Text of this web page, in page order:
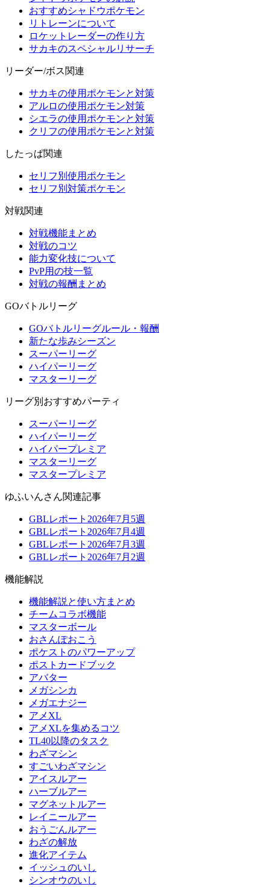
おすすめシャドウポケモン
リトレーンについて
ロケットレーダーの作り方
サカキのスペシャルリサーチ
リーダー/ボス関連
サカキの使用ポケモンと対策
アルロの使用ポケモン対策
シエラの使用ポケモンと対策
クリフの使用ポケモンと対策
したっぱ関連
セリフ別使用ポケモン
セリフ別対策ポケモン
対戦関連
対戦機能まとめ
対戦のコツ
能力変化技について
PvP用の技一覧
対戦の報酬まとめ
GOバトルリーグ
GOバトルリーグルール・報酬
新たな歩みシーズン
スーパーリーグ
ハイパーリーグ
マスターリーグ
リーグ別おすすめパーティ
スーパーリーグ
ハイパーリーグ
ハイパープレミア
マスターリーグ
マスタープレミア
ゆふいんさん関連記事
GBLレポート2026年7月5週
GBLレポート2026年7月4週
GBLレポート2026年7月3週
GBLレポート2026年7月2週
機能解説
機能解説と使い方まとめ
チームコラボ機能
マスターボール
おさんぽおこう
ポケストのパワーアップ
ポストカードブック
アバター
メガシンカ
メガエナジー
アメXL
アメXLを集めるコツ
TL40以降のタスク
わざマシン
すごいわざマシン
アイスルアー
ハーブルアー
マグネットルアー
レイニールアー
おうごんルアー
わざの解放
進化アイテム
イッシュのいし
シンオウのいし